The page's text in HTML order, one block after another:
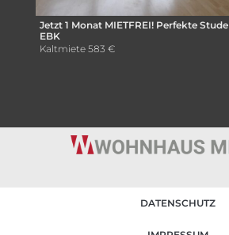
Jetzt 1 Monat MIETFREI! Perfekte
EBK
Kaltmiete 583 €
DATENSCHUTZ